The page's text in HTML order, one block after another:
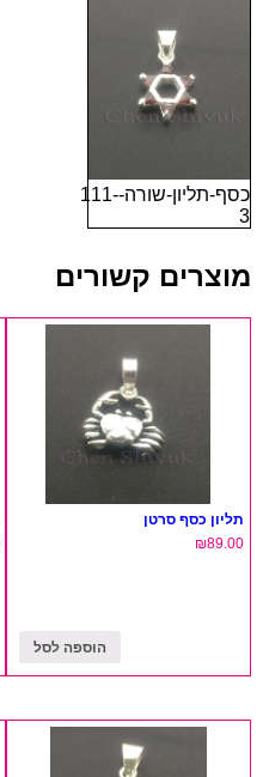
כסף-תליון-שורה-111-
3
מוצרים קשורים
תליון כסף סרטן
₪89.00
הוספה לסל